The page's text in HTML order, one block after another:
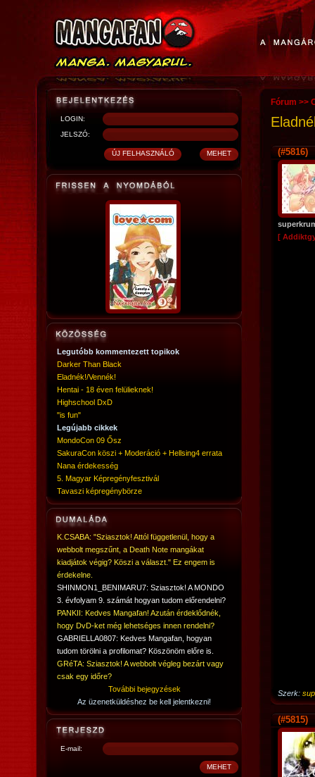
LOGIN:
JELSZÓ:
Legutóbb kommentezett topikok
Darker Than Black
Eladnék!/Vennék!
Hentai - 18 éven felülieknek!
Highschool DxD
"is fun"
Legújabb cikkek
MondoCon 09 Ősz
SakuraCon köszi + Moderáció + Hellsing4 errata
Nana érdekesség
5. Magyar Képregényfesztivál
Tavaszi képregénybörze
K.CSABA: "Sziasztok! Attól függetlenül, hogy a
webbolt megszűnt, a Death Note mangákat
kiadjátok végig? Köszi a választ." Ez engem is
érdekelne.
SHINMON1_BENIMARU7: Sziasztok! A MONDO
3. évfolyam 9. számát hogyan tudom előrendelni?
PANKII: Kedves Mangafan! Azután érdeklődnék,
hogy DvD-ket még lehetséges innen rendelni?
GABRIELLA0807: Kedves Mangafan, hogyan
tudom törölni a profilomat? Köszönöm előre is.
GRéTA: Sziasztok! A webbolt végleg bezárt vagy
csak egy időre?
További bejegyzések
Az üzenetküldéshez be kell jelentkezni!
E-mail:
Fórum >>
(#5816)
[
Szerk:
(#5815)